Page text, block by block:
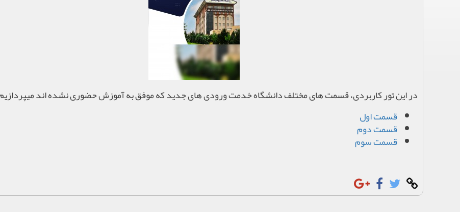
در این تور کاربردی، قسمت های مختلف دانشگاه خدمت ورودی های جدید که موفق به آموزش حضوری نشده اند
قسمت اول
قسمت دوم
قسمت سوم